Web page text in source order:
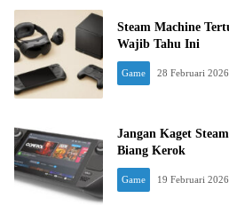
Steam Machine
Wajib Tahu Ini
Game 28 Februari 2026
Jangan Kaget
Biang Kerok
Game 19 Februari 2026